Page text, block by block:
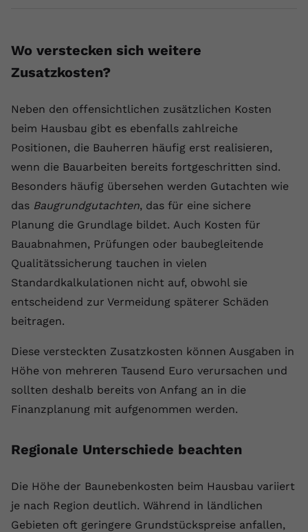
Wo verstecken sich weitere
Zusatzkosten?
Neben den offensichtlichen zusätzlichen Kosten
beim Hausbau gibt es ebenfalls zahlreiche
Positionen, die Bauherren häufig erst realisieren,
wenn die Bauarbeiten bereits fortgeschritten sind.
Besonders häufig übersehen werden Gutachten wie
das Baugrundgutachten, das für eine sichere
Planung die Grundlage bildet. Auch Kosten für
Bauabnahmen, Prüfungen oder baubegleitende
Qualitätssicherung tauchen in vielen
Standardkalkulationen nicht auf, obwohl sie
entscheidend zur Vermeidung späterer Schäden
beitragen.
Diese versteckten Zusatzkosten können Ausgaben in
Höhe von mehreren Tausend Euro verursachen und
sollten deshalb bereits von Anfang an in die
Finanzplanung mit aufgenommen werden.
Regionale Unterschiede beachten
Die Höhe der Baunebenkosten beim Hausbau variiert
je nach Region deutlich. Während in ländlichen
Gebieten oft geringere Grundstückspreise anfallen,